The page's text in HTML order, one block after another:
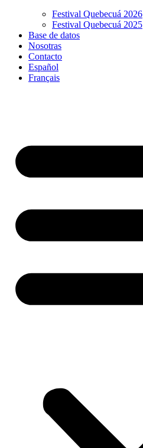
Festival Quebecuá 2026
Festival Quebecuá 2025
Base de datos
Nosotras
Contacto
Español
Français